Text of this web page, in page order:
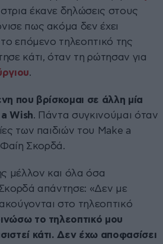
έκανε δηλώσεις στους
πως ακόμα δεν έχει
επόμενο τηλεοπτικό της
κάτι, όταν τη ρώτησαν για
.
που βρίσκομαι σε άλλη μία
Wish. Πάντα συγκινούμαι όταν
των παιδιών του Make a
Φαίη Σκορδά.
μέλλον και όλα όσα
απάντησε: «Δεν με
στο τηλεοπτικό
το τηλεοπτικό μου
κάτι. Δεν έχω αποφασίσει